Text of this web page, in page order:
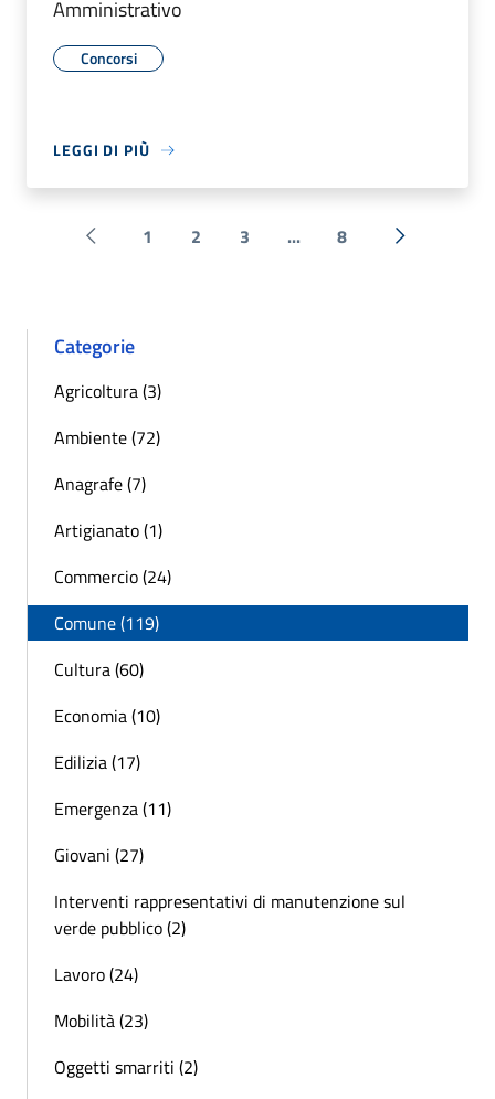
Amministrativo
Concorsi
LEGGI DI PIÙ
Pagina precedente
1 2 3 ... 8 Successiva
Categorie
Agricoltura (3)
Ambiente (72)
Anagrafe (7)
Artigianato (1)
Commercio (24)
Comune (119)
Cultura (60)
Economia (10)
Edilizia (17)
Emergenza (11)
Giovani (27)
Interventi rappresentativi di manutenzione sul
verde pubblico (2)
Lavoro (24)
Mobilità (23)
Oggetti smarriti (2)